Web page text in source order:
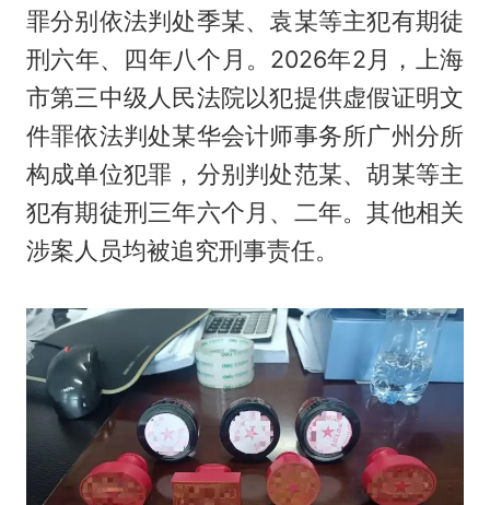
罪分别依法判处季某、袁某等主犯有期徒
刑六年、四年八个月。2026年2月，上海
市第三中级人民法院以犯提供虚假证明文
件罪依法判处某华会计师事务所广州分所
构成单位犯罪，分别判处范某、胡某等主
犯有期徒刑三年六个月、二年。其他相关
涉案人员均被追究刑事责任。